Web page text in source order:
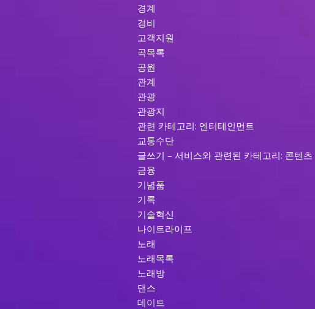
경계
경비
고객지원
곡목록
공원
관계
관광
관광지
관련 카테고리: 엔터테인먼트
교통수단
글쓰기 – 서비스와 관련된 카테고리: 콘텐츠
금융
기념품
기록
기술혁신
나이트라이프
노래
노래목록
노래방
댄스
데이트